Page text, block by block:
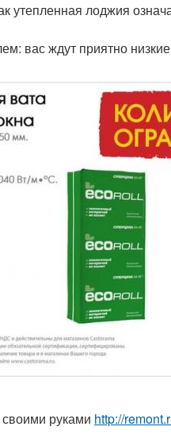
утепленная лоджия
вас ждут приятно
руками http://